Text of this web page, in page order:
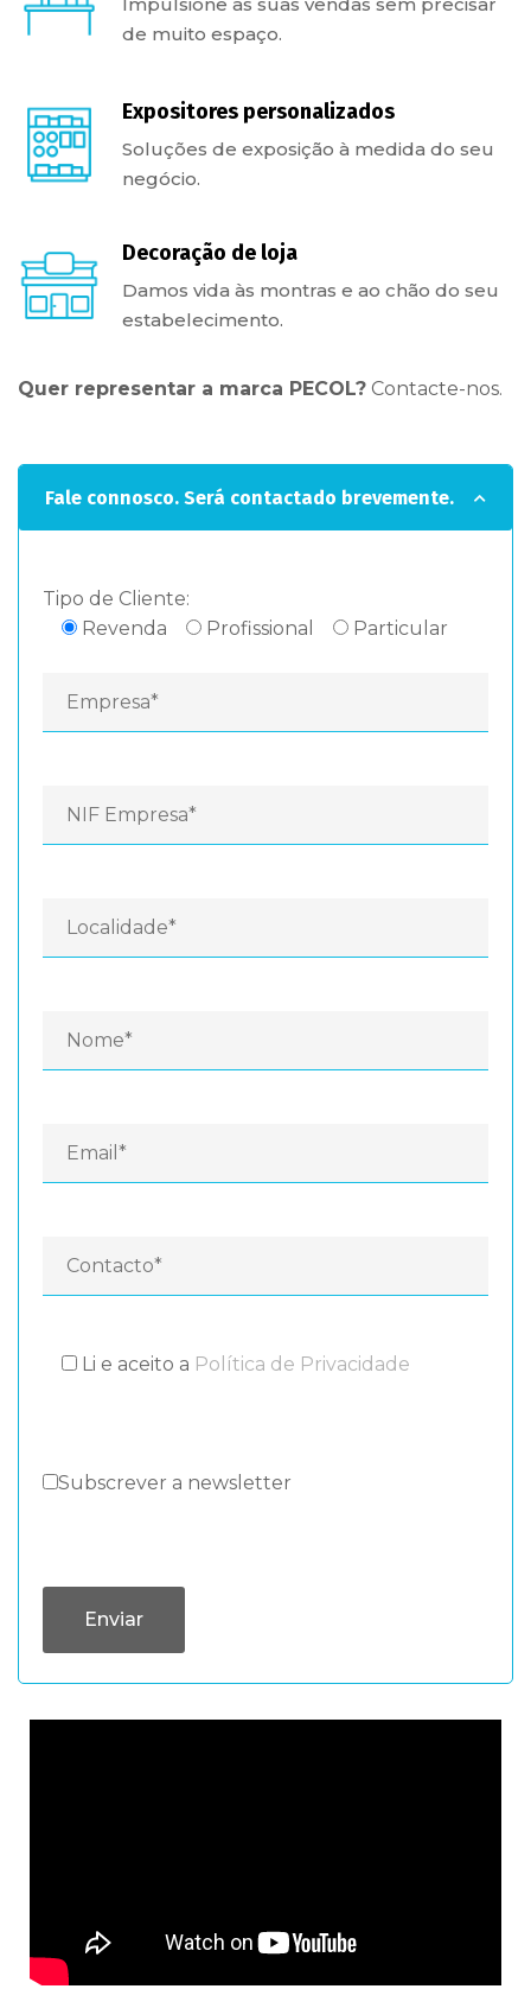
de muito espaço.
Expositores personalizados
Soluções de exposição à medida do seu
negócio.
Decoração de loja
Damos vida às montras e ao chão do seu
estabelecimento.
Quer representar a marca PECOL? Contacte-nos.
Fale connosco. Será contactado brevemente.
Tipo de Cliente:
Revenda
Profissional Particular
Li e aceito a Política de Privacidade
Subscrever a newsletter